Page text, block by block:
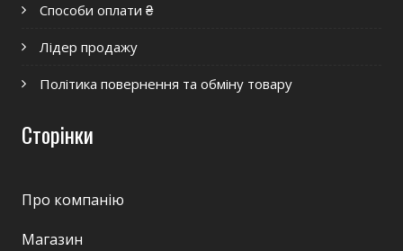
Способи оплати ₴
Лідер продажу
Політика повернення та обміну товару
Сторінки
Про компанію
Магазин